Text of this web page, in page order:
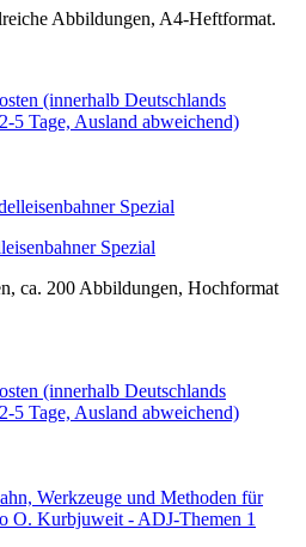
Abbildungen, A4-Heftformat.
(innerhalb Deutschlands
5 Tage, Ausland abweichend)
Spezial
ca. 200 Abbildungen, Hochformat
(innerhalb Deutschlands
5 Tage, Ausland abweichend)